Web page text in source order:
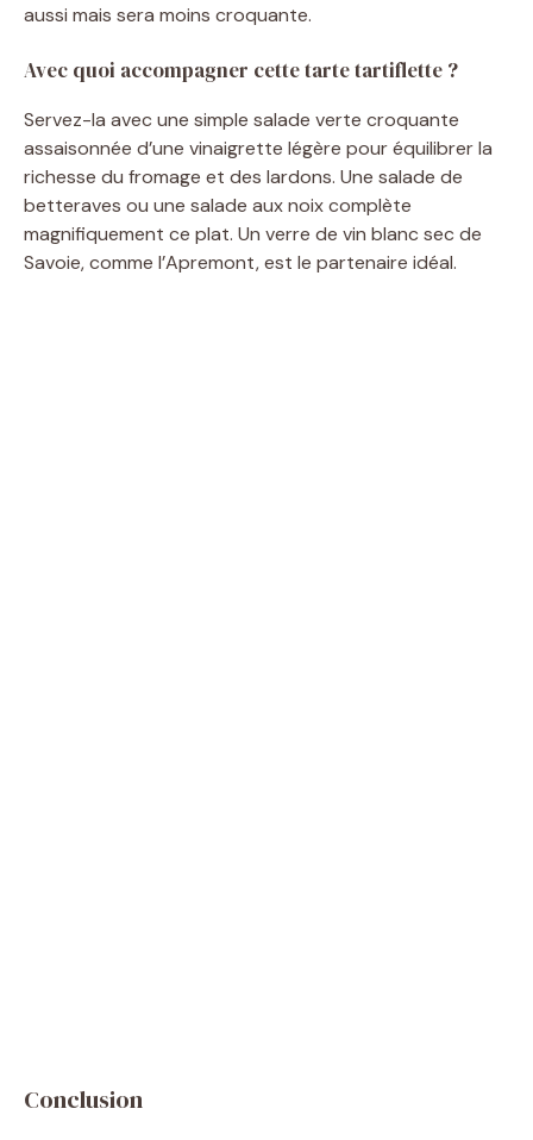
aussi mais sera moins croquante.
Avec quoi accompagner cette tarte tartiflette ?
Servez-la avec une simple salade verte croquante
assaisonnée d’une vinaigrette légère pour équilibrer la
richesse du fromage et des lardons. Une salade de
betteraves ou une salade aux noix complète
magnifiquement ce plat. Un verre de vin blanc sec de
Savoie, comme l’Apremont, est le partenaire idéal.
Conclusion